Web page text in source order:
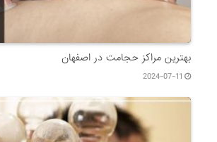
بهترین مراکز حجامت در اصفهان
2024-07-11